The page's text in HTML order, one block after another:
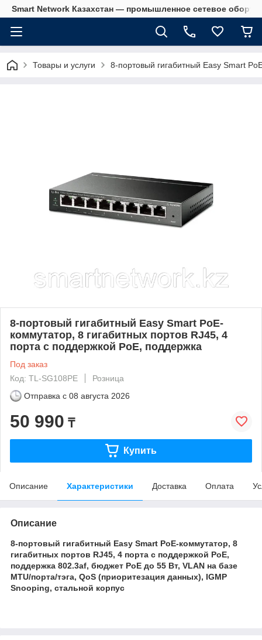
Smart Network Казахстан — промышленное сетевое
Товары и услуги 8-портовый гигабитный Easy Smart
8-портовый гигабитный Easy Smart PoE-
коммутатор, 8 гигабитных портов RJ45, 4
порта с поддержкой PoE, поддержка
Под заказ
Код: TL-SG108PE
Розница
Отправка с 08 августа 2026
50 990 ₸
Купить
Описание Характеристики Доставка Оплата
Описание
8-портовый гигабитный Easy Smart PoE-коммутатор, 8
гигабитных портов RJ45, 4 порта с поддержкой PoE,
поддержка 802.3af, бюджет PoE до 55 Вт, VLAN на базе
MTU/порта/тэга, QoS (приоритезация данных), IGMP
Snooping, стальной корпус